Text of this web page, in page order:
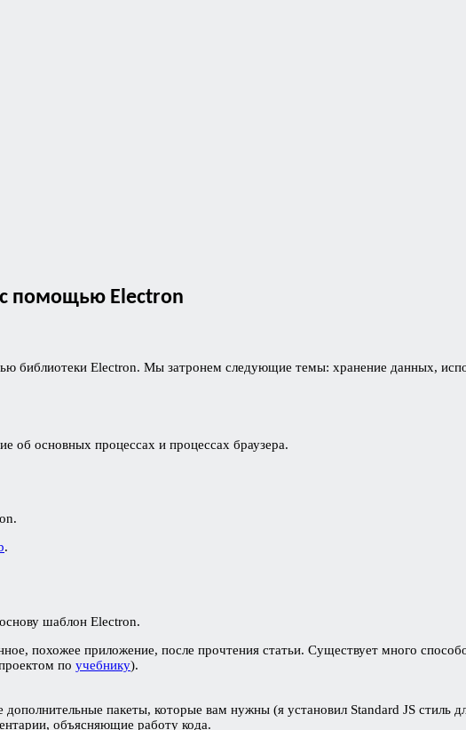
помощью Electron
библиотеки Electron. Мы затронем следующие темы: хранение данных,
об основных процессах и процессах браузера.
.
шаблон Electron.
похожее приложение, после прочтения статьи. Существует много
по учебнику).
дополнительные пакеты, которые вам нужны (я установил Standard JS стиль
объясняющие работу кода.